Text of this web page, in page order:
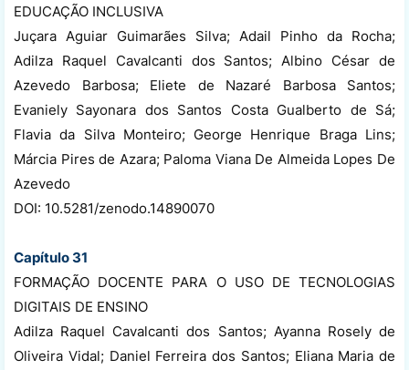
EDUCAÇÃO INCLUSIVA
Juçara Aguiar Guimarães Silva; Adail Pinho da Rocha;
Adilza Raquel Cavalcanti dos Santos; Albino César de
Azevedo Barbosa; Eliete de Nazaré Barbosa Santos;
Evaniely Sayonara dos Santos Costa Gualberto de Sá;
Flavia da Silva Monteiro; George Henrique Braga Lins;
Márcia Pires de Azara; Paloma Viana De Almeida Lopes De
Azevedo
DOI: 10.5281/zenodo.14890070
Capítulo 31
FORMAÇÃO DOCENTE PARA O USO DE TECNOLOGIAS
DIGITAIS DE ENSINO
Adilza Raquel Cavalcanti dos Santos; Ayanna Rosely de
Oliveira Vidal; Daniel Ferreira dos Santos; Eliana Maria de